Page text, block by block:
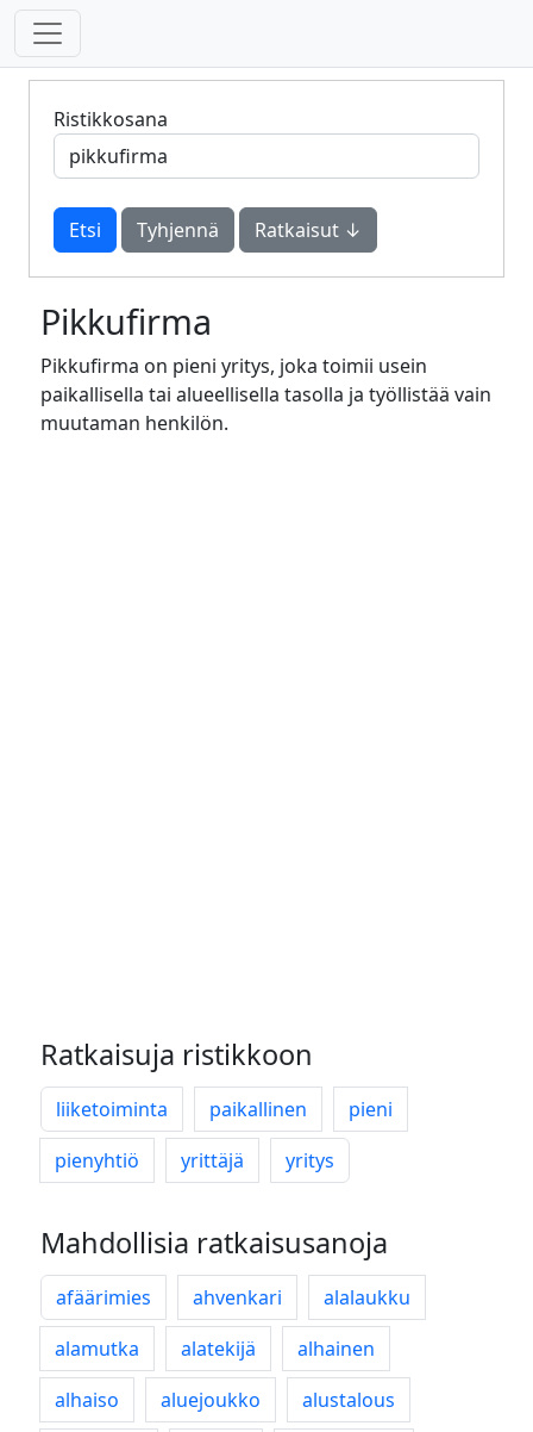
Ristikkosana
Tyhjennä Ratkaisut ↓
Pikkufirma
Pikkufirma on pieni yritys, joka toimii usein
paikallisella tai alueellisella tasolla ja työllistää vain
muutaman henkilön.
Ratkaisuja ristikkoon
liiketoiminta paikallinen
pieni
pienyhtiö
yrittäjä yritys
Mahdollisia ratkaisusanoja
afäärimies ahvenkari
alalaukku
alamutka
alatekijä
alhainen
alhaiso
aluejoukko
alustalous